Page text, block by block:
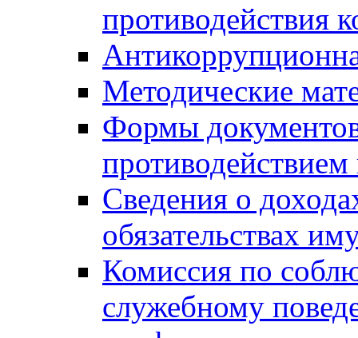
противодействия
Методические
Формы
Сведения о
обязательствах
Комиссия по
служебному